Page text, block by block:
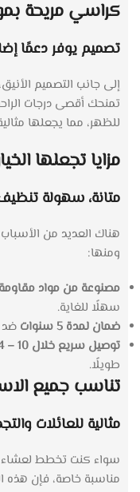
كراسي مريحة
تصميم يوفر دعمًا
إلى جانب التصميم
تمنحك أقصى درجات
للظهر، مما يجعلها
مزايا تجعلها
متانة، سهولة
هناك العديد من الأسباب
ومنها:
مصنوعة من مواد
سهلًا للغاية.
ضمان لمدة 5 سنوات
ضد
توصيل سريع خلال 10 – 14 يوم عمل
طويلًا.
تناسب جميع
مثالية للعائلات
سواء كنت تخطط
مناسبة خاصة، فإن هذه